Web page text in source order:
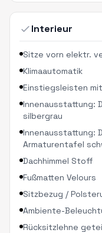
Interieur
Sitze vorn elektr.
Klimaautomatik
Einstiegsleisten
Innenausstattung:
silbergrau
Innenausstattung:
Armaturentafel
Dachhimmel Stoff
Fußmatten Velours
Sitzbezug /
Ambiente-
Rücksitzlehne